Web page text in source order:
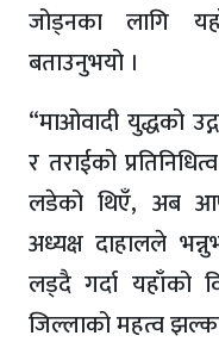
जोड्नका लागि
बताउनुभयो ।
“माओवादी युद्धको
र तराईको
लडेको थिएँ, अब
अध्यक्ष दाहालले
लड्दै गर्दा यहाँको
जिल्लाको महत्व